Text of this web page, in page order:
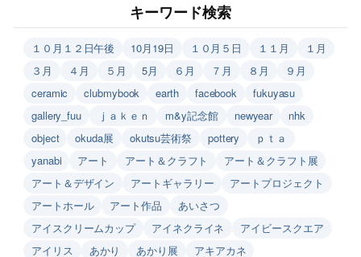
キーワード検索
１０月１２日午後 10月19日 １０月５日 １１月
１月
３月
４月 ５月 5月 ６月 ７月 ８月
９月
ceramic
clubmybook earth facebook
fukuyasu
gallery_fuu
ｊａｋｅｎ m&y記念館 newyear
nhk
object
okuda展 okutsu芸術祭 pottery
ｐｔａ
yanabi
アート アート＆クラフト
アート＆クラフト展
アート＆デザイン
アートギャラリー
アートプロジェクト
アートホール
アート作品
あいさつ
アイスクリームカップ
アイネクライネ
アイビースクエア
アイリス
あかり あかり展
アキアカネ